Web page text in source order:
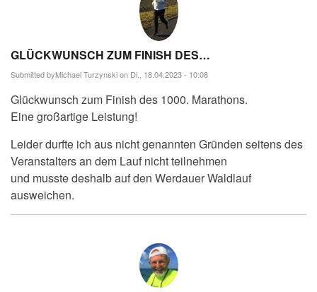
GLÜCKWUNSCH ZUM FINISH DES…
Submitted byMichael Turzynskion Di., 18.04.2023 - 10:08
Glückwunsch zum Finish des 1000. Marathons.
Eine großartige Leistung!
Leider durfte ich aus nicht genannten Gründen seitens des
Veranstalters an dem Lauf nicht teilnehmen
und musste deshalb auf den Werdauer Waldlauf
ausweichen.